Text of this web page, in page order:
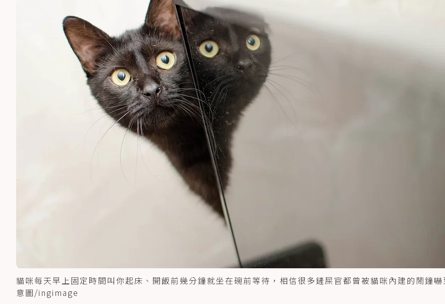
貓咪每天早上固定時間叫你起床、開飯前幾分鐘就坐在碗前等待，相信很多鏟屎官都曾被貓咪內建的鬧鐘嚇
意圖/ingimage